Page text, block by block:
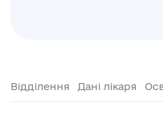
Відділення Дані лікаря